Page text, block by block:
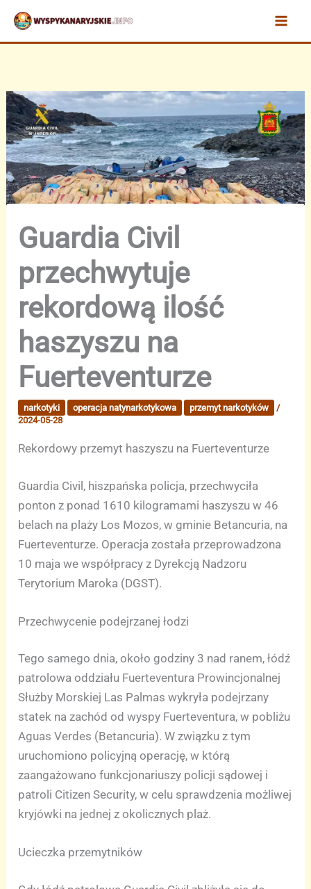
Przejdź
treści
Guardia Civil
przechwytuje
rekordową ilość
haszyszu na
Fuerteventurze
narkotyki operacja natynarkotykowa przemyt narkotyków
/
2024-05-28
Rekordowy przemyt haszyszu na Fuerteventurze
Guardia Civil, hiszpańska policja, przechwyciła
ponton z ponad 1610 kilogramami haszyszu w 46
belach na plaży Los Mozos, w gminie Betancuria, na
Fuerteventurze. Operacja została przeprowadzona
10 maja we współpracy z Dyrekcją Nadzoru
Terytorium Maroka (DGST).
Przechwycenie podejrzanej łodzi
Tego samego dnia, około godziny 3 nad ranem, łódź
patrolowa oddziału Fuerteventura Prowincjonalnej
Służby Morskiej Las Palmas wykryła podejrzany
statek na zachód od wyspy Fuerteventura, w pobliżu
Aguas Verdes (Betancuria). W związku z tym
uruchomiono policyjną operację, w którą
zaangażowano funkcjonariuszy policji sądowej i
patroli Citizen Security, w celu sprawdzenia możliwej
kryjówki na jednej z okolicznych plaż.
Ucieczka przemytników